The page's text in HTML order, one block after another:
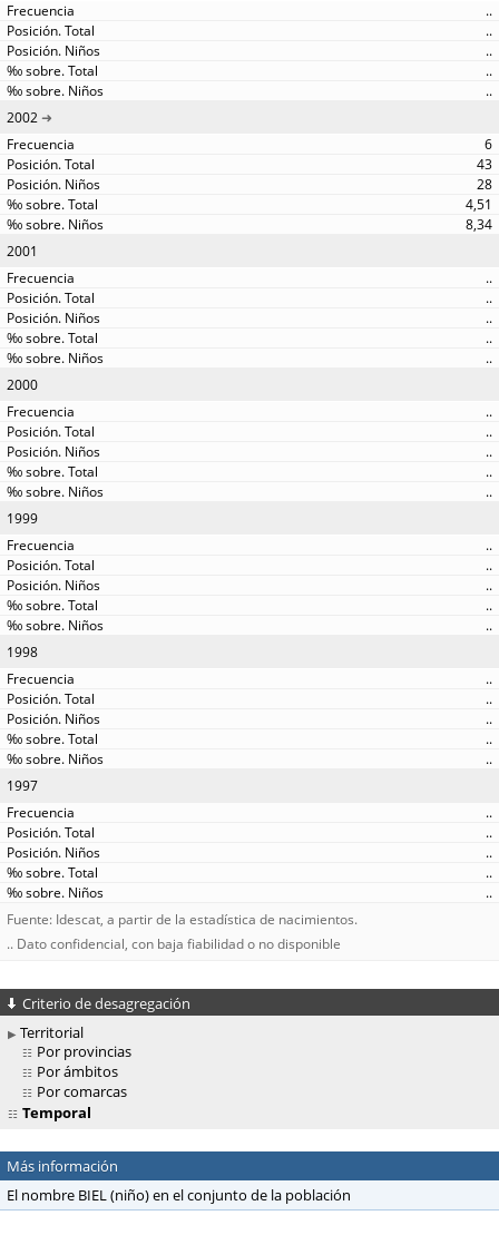
..
..
..
..
..
2002
6
43
28
4,51
8,34
2001
..
..
..
..
..
2000
..
..
..
..
..
1999
..
..
..
..
..
1998
..
..
..
..
..
1997
..
..
..
..
..
Fuente: Idescat, a partir de la estadística de nacimientos.
.. Dato confidencial, con baja fiabilidad o no disponible
Criterio de desagregación
Territorial
Por provincias
Por ámbitos
Por comarcas
Temporal
Más información
El nombre BIEL (niño) en el conjunto de la población